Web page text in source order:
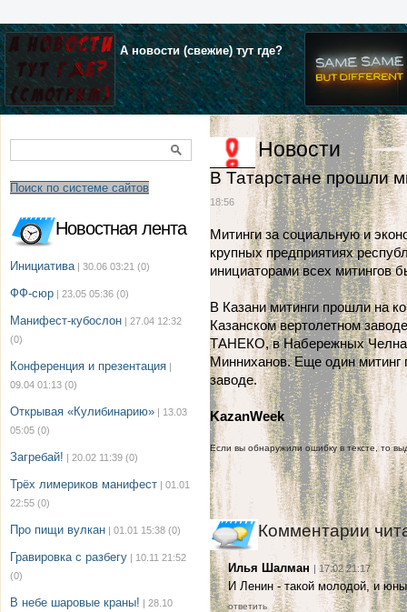
А новости (свежие) тут где?
Поиск по системе сайтов
Новостная лента
Инициатива | 30.06 03:21 (0)
ФФ-сюр | 23.05 05:36 (0)
Манифест-кубослон | 27.04 12:32
(0)
Конференция и презентация |
09.04 01:13 (0)
Открывая «Кулибинарию» | 13.03
05:05 (0)
Загребай! | 20.02 11:39 (0)
Трёх лимериков манифест | 01.01
22:55 (0)
Про пищи вулкан | 01.01 15:38 (0)
Гравировка с разбегу | 10.11 21:52
(0)
В небе шаровые краны! | 28.10
Новости
В Татарстане прошли
18:56
Митинги за социальную и
крупных предприятиях
инициаторами всех митингов
В Казани митинги прошли на
Казанском вертолетном
ТАНЕКО, в Набережных
Минниханов. Еще один митинг
заводе.
KazanWeek
Если вы обнаружили ошибку в тексте, то
Комментарии
Илья Шалман | 17.02 21:17
И Ленин - такой молодой, и
ответить